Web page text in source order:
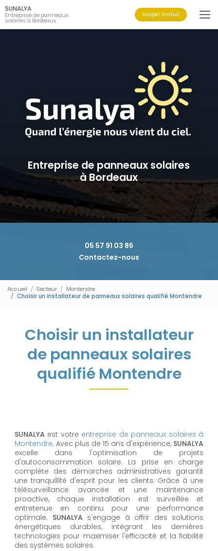
Aller
au
contenu
principal
SUNALYA
Entreprise de panneaux
solaires à Bordeaux
Rappel Gratuit
Entreprise de panneaux solaires
à Bordeaux
05 57 91 03 86
Contactez-nous
Accueil Secteur
Montendre
Choisir un installateur de panneaux solaires qualifié Montendre
Choisir un installateur
de panneaux solaires
qualifié Montendre
SUNALYA est votre entreprise de panneaux solaires à
Montendre. Avec plus de 15 ans d'expérience, SUNALYA
excelle dans l'optimisation de projets
d'autoconsommation solaire. La prise en charge
complète des démarches administratives garantit
une tranquillité d'esprit pour les clients. Grâce à une
télésurveillance avancée et une maintenance
proactive, chaque installation est surveillée et
entretenue en continu pour une performance
optimale. SUNALYA s'engage à offrir des solutions
énergétiques durables, intégrant les dernières
technologies pour maximiser l'efficacité et la fiabilité
des systèmes solaires.